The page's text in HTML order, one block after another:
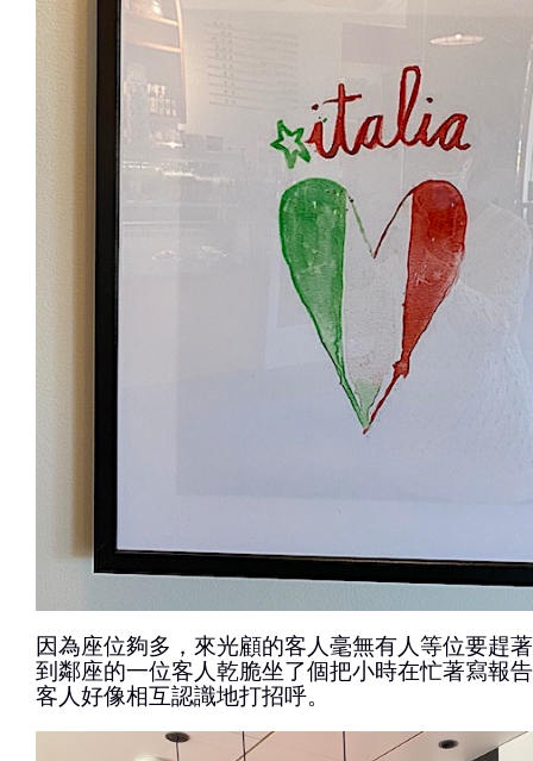
因為座位夠多，來光顧的客人毫無有人等位要趕
到鄰座的一位客人乾脆坐了個把小時在忙著寫報
客人好像相互認識地打招呼。